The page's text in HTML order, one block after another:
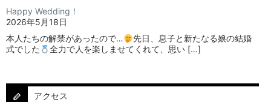
Happy Wedding！
2026年5月18日
本人たちの解禁があったので…
⁡⁡先日、息子と新たなる娘の結婚
式でした
⁡⁡⁡全力で人を楽しませてくれて、思い […]
アクセス